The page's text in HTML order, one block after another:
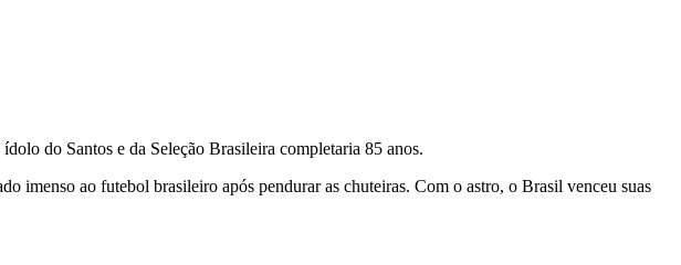
do Santos e da Seleção Brasileira completaria 85 anos.
imenso ao futebol brasileiro após pendurar as chuteiras. Com o astro, o Brasil venceu suas